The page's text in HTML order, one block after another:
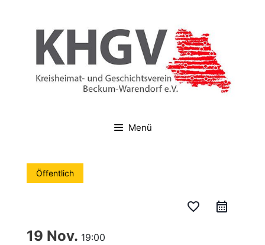
Menü
Öffentlich
favorite_border
19 Nov. 19:00